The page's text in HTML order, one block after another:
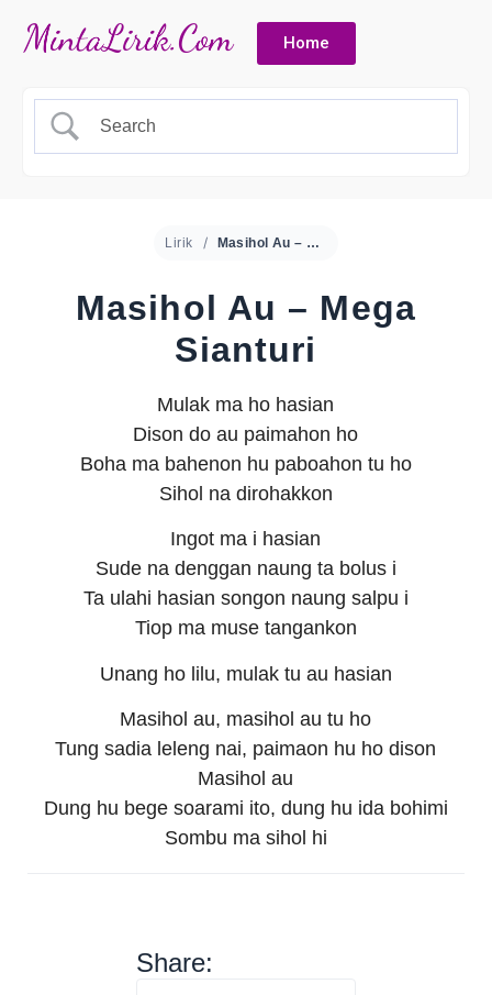
Home
Lirik Masihol Au – Mega Sianturi
Masihol Au – Mega
Sianturi
Mulak ma ho hasian
Dison do au paimahon ho
Boha ma bahenon hu paboahon tu ho
Sihol na dirohakkon
Ingot ma i hasian
Sude na denggan naung ta bolus i
Ta ulahi hasian songon naung salpu i
Tiop ma muse tangankon
Unang ho lilu, mulak tu au hasian
Masihol au, masihol au tu ho
Tung sadia leleng nai, paimaon hu ho dison
Masihol au
Dung hu bege soarami ito, dung hu ida bohimi
Sombu ma sihol hi
Share: